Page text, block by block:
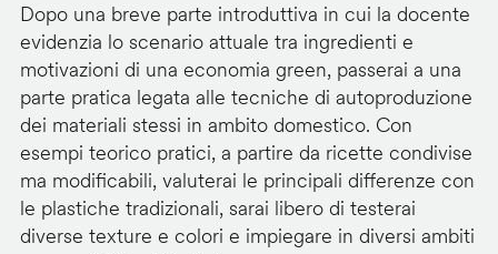
Dopo una breve parte introduttiva in cui la docente
evidenzia lo scenario attuale tra ingredienti e
motivazioni di una economia green, passerai a una
parte pratica legata alle tecniche di autoproduzione
dei materiali stessi in ambito domestico. Con
esempi teorico pratici, a partire da ricette condivise
ma modificabili, valuterai le principali differenze con
le plastiche tradizionali, sarai libero di testerai
diverse texture e colori e impiegare in diversi ambiti